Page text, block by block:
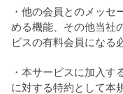
・他の会員とのメッセ
める機能、その他当社
ビスの有料会員になる
・本サービスに加入す
に対する特約として本